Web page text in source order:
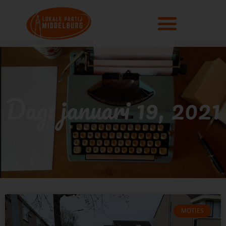
Dag: januari 19, 2021
MOTIES